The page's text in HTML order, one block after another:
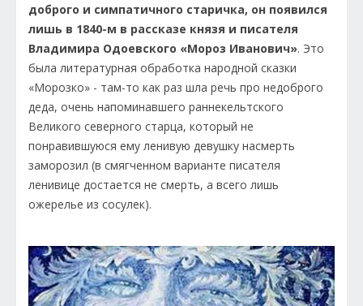
доброго и симпатичного старичка, он появился
лишь в 1840-м в рассказе князя и писателя
Владимира Одоевского «Мороз Иванович». Это
была литературная обработка народной сказки
«Морозко» - там-то как раз шла речь про недоброго
деда, очень напоминавшего раннекельтского
Великого северного старца, который не
понравившуюся ему ленивую девушку насмерть
заморозил (в смягченном варианте писателя
ленивице достается не смерть, а всего лишь
ожерелье из сосулек).